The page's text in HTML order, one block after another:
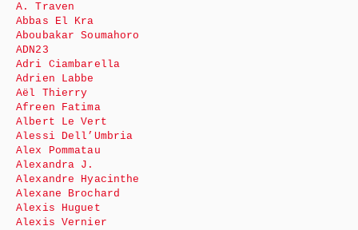
A. Traven
Abbas El Kra
Aboubakar Soumahoro
ADN23
Adri Ciambarella
Adrien Labbe
Aël Thierry
Afreen Fatima
Albert Le Vert
Alessi Dell’Umbria
Alex Pommatau
Alexandra J.
Alexandre Hyacinthe
Alexane Brochard
Alexis Huguet
Alexis Vernier